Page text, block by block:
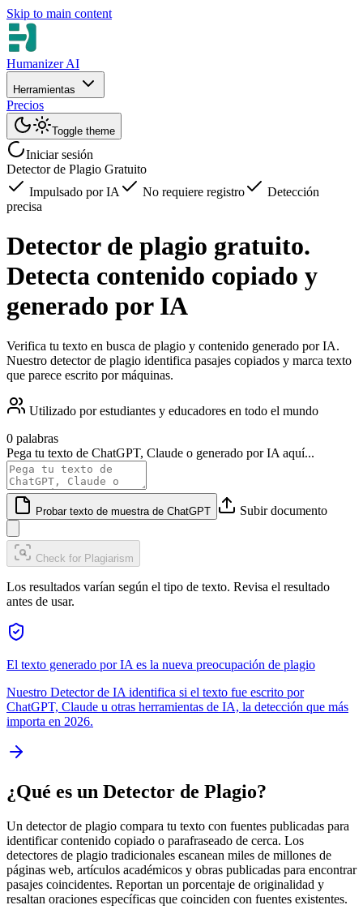
Skip to main content
Humanizer AI
Herramientas
Precios
Toggle theme
Iniciar sesión
Detector de Plagio Gratuito
Impulsado por IA
No requiere registro
Detección
precisa
Detector de plagio gratuito.
Detecta contenido copiado y
generado por IA
Verifica tu texto en busca de plagio y contenido generado por IA.
Nuestro detector de plagio identifica pasajes copiados y marca texto
que parece escrito por máquinas.
Utilizado por estudiantes y educadores en todo el mundo
0 palabras
Pega tu texto de ChatGPT, Claude o generado por IA aquí...
Probar texto de muestra de ChatGPT Subir documento
Check for Plagiarism
Los resultados varían según el tipo de texto. Revisa el resultado
antes de usar.
El texto generado por IA es la nueva preocupación de plagio
Nuestro Detector de IA identifica si el texto fue escrito por
ChatGPT, Claude u otras herramientas de IA, la detección que más
importa en 2026.
¿Qué es un Detector de Plagio?
Un detector de plagio compara tu texto con fuentes publicadas para
identificar contenido copiado o parafraseado de cerca. Los
detectores de plagio tradicionales escanean miles de millones de
páginas web, artículos académicos y obras publicadas para encontrar
pasajes coincidentes. Reportan un porcentaje de originalidad y
resaltan oraciones específicas que coinciden con fuentes existentes.